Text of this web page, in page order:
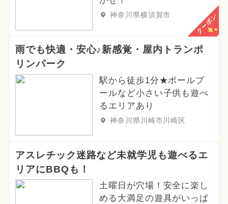
神奈川県横須賀市 クーポン
雨でも快適・安心♪新感覚・屋内トランポ
リンパーク
駅から徒歩1分★ボールプ
ールなど小さい子供も遊べ
るエリアあり
神奈川県川崎市川崎区
アスレチック迷路など未就学児も遊べるエ
リアにBBQも！
土曜日が穴場！安全に楽し
める大満足の遊具がいっぱ